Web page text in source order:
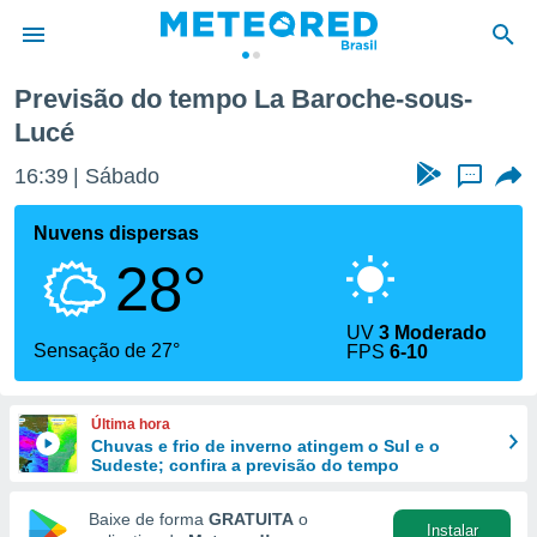
da
por
para
fornecidas
e
forma
Previsão do tempo La Baroche-sous-
Lucé
16:39 Sábado ...
Nuvens dispersas
28°
Sensação de 27°
UV3 Moderado
FPS6-10
Última hora
Chuvas e frio de inverno atingem o Sul e o
Sudeste; confira a previsão do tempo
Baixe de forma GRATUITA o
Instalar